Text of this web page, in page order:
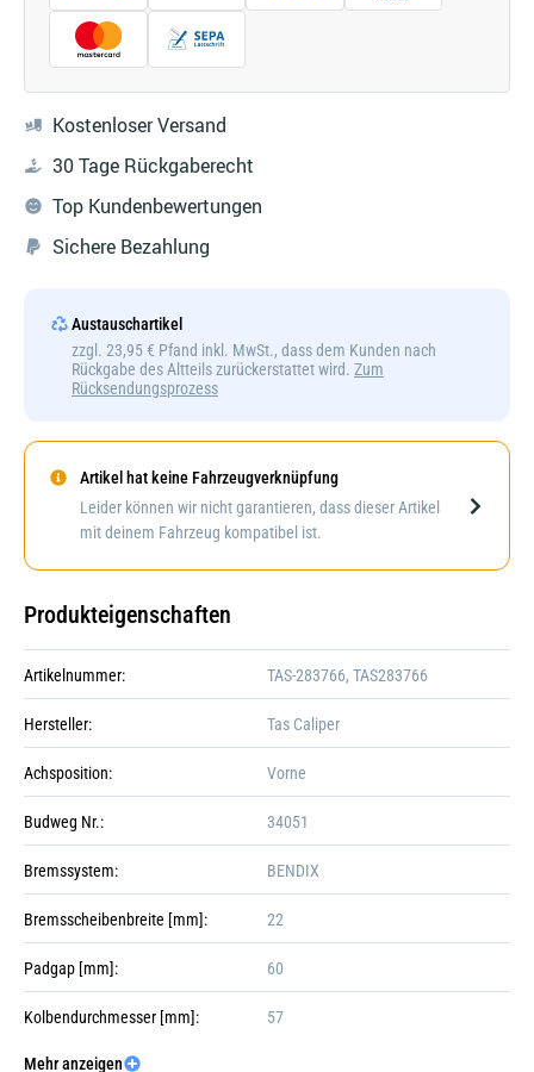
Kostenloser Versand
30 Tage Rückgaberecht
Top Kundenbewertungen
Sichere Bezahlung
Austauschartikel
zzgl. 23,95 € Pfand inkl. MwSt., dass dem Kunden nach
Rückgabe des Altteils zurückerstattet wird. Zum
Rücksendungsprozess
Darstellung kann abweichen
Artikel hat keine Fahrzeugverknüpfung
Leider können wir nicht garantieren, dass dieser Artikel
mit deinem Fahrzeug kompatibel ist.
Produkteigenschaften
Artikelnummer: TAS-283766, TAS283766
Hersteller: Tas Caliper
Achsposition: Vorne
Budweg Nr.: 34051
Bremssystem: BENDIX
Bremsscheibenbreite [mm]: 22
Padgap [mm]: 60
Kolbendurchmesser [mm]: 57
Kolbenanzahl:
Mehr anzeigen